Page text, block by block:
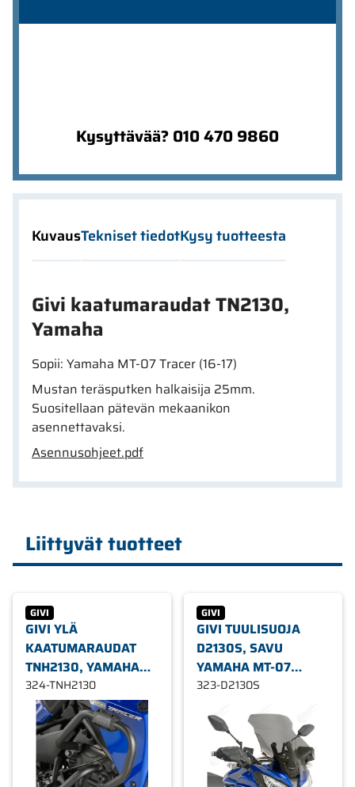
Kysyttävää? 010 470 9860
KuvausTekniset tiedotKysy tuotteesta
Givi kaatumaraudat TN2130,
Yamaha
Sopii: Yamaha MT-07 Tracer (16-17)
Mustan teräsputken halkaisija 25mm.
Suositellaan pätevän mekaanikon
asennettavaksi.
Asennusohjeet.pdf
Liittyvät tuotteet
GIVI
GIVI YLÄ
KAATUMARAUDAT
TNH2130, YAMAHA
MT-07 TRACER 16-17
324-TNH2130
GIVI
GIVI TUULISUOJA
D2130S, SAVU
YAMAHA MT-07
TRACER 16-17
323-D2130S